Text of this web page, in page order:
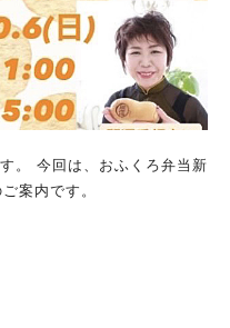
ができ、ベビーカー置き場
トですね。 本物の音
さいね。 Instagram
活動を確認することができ
当新
案内です。